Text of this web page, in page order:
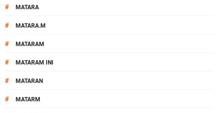
# MATARA
# MATARA.M
# MATARAM
# MATARAM INI
# MATARAN
# MATARM